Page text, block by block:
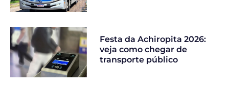
Festa da Achiropita 2026:
veja como chegar de
transporte público